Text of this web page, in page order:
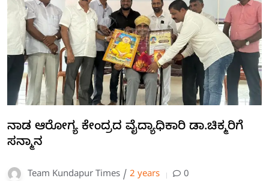
ನಾಡ ಆರೋಗ್ಯ ಕೇಂದ್ರದ ವೈದ್ಯಾಧಿಕಾರಿ ಡಾ.ಚಿಕ್ಮರಿಗೆ
ಸನ್ಮಾನ
Team Kundapur Times / 2 years 0